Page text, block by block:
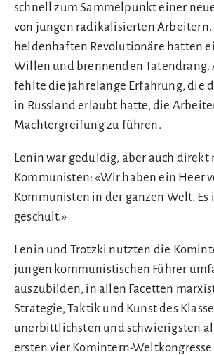
schnell zum Sammelpunkt einer
von jungen radikalisierten Arbeitern.
heldenhaften Revolutionäre hatten
Willen und brennenden Tatendrang.
fehlte die jahrelange Erfahrung, die
in Russland erlaubt hatte, die
Machtergreifung zu führen.
Lenin war geduldig, aber auch direkt
Kommunisten: «Wir haben ein Heer
Kommunisten in der ganzen Welt. Es
geschult.»
Lenin und Trotzki nutzten die
jungen kommunistischen Führer
auszubilden, in allen Facetten
Strategie, Taktik und Kunst des
unerbittlichsten und schwierigsten
ersten vier Komintern-Weltkongresse